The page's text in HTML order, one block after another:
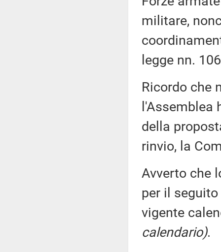
militare,
legge nn.
Ricordo che
della
rinvio, la
Avverto che
per il
vigente
calendario).